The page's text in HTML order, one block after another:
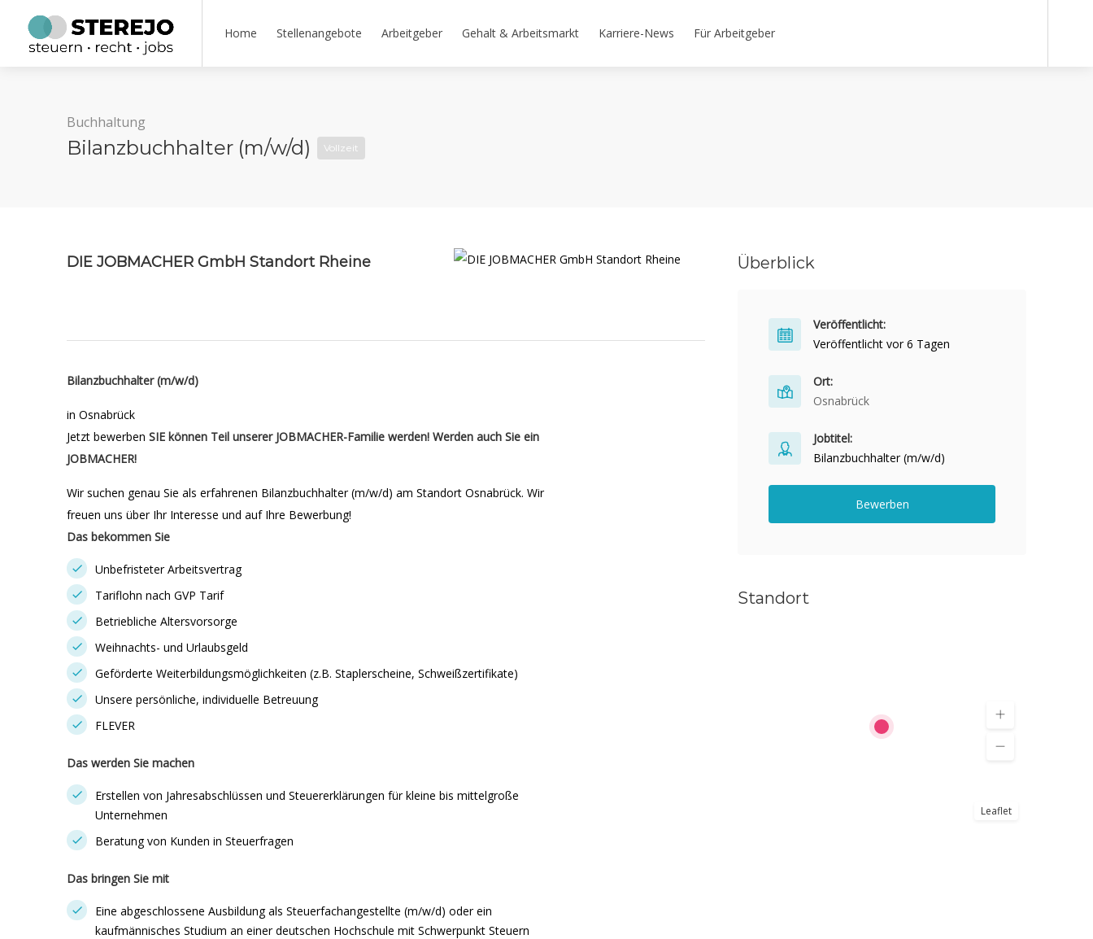
Home Stellenangebote Arbeitgeber Gehalt & Arbeitsmarkt Karriere-News Für Arbeitgeber
Buchhaltung
Bilanzbuchhalter (m/w/d) Vollzeit
DIE JOBMACHER GmbH Standort Rheine
Bilanzbuchhalter (m/w/d)
in Osnabrück
Jetzt bewerben SIE können Teil unserer JOBMACHER-Familie werden! Werden auch Sie ein
JOBMACHER!
Wir suchen genau Sie als erfahrenen Bilanzbuchhalter (m/w/d) am Standort Osnabrück. Wir
freuen uns über Ihr Interesse und auf Ihre Bewerbung!
Das bekommen Sie
Unbefristeter Arbeitsvertrag
Tariflohn nach GVP Tarif
Betriebliche Altersvorsorge
Weihnachts- und Urlaubsgeld
Geförderte Weiterbildungsmöglichkeiten (z.B. Staplerscheine, Schweißzertifikate)
Unsere persönliche, individuelle Betreuung
FLEVER
Das werden Sie machen
Erstellen von Jahresabschlüssen und Steuererklärungen für kleine bis mittelgroße
Unternehmen
Beratung von Kunden in Steuerfragen
Das bringen Sie mit
Eine abgeschlossene Ausbildung als Steuerfachangestellte (m/w/d) oder ein
kaufmännisches Studium an einer deutschen Hochschule mit Schwerpunkt Steuern
Überblick
Veröffentlicht:
Veröffentlicht vor 6 Tagen
Ort:
Osnabrück
Jobtitel:
Bilanzbuchhalter (m/w/d)
Bewerben
Standort
Leaflet